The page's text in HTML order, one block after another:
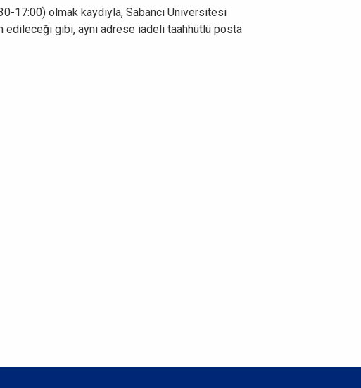
17:00) olmak kaydıyla, Sabancı Üniversitesi
edileceği gibi, aynı adrese iadeli taahhütlü posta